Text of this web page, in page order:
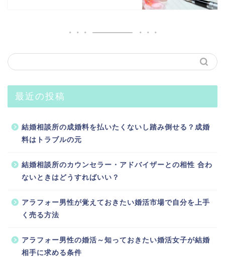
最近の投稿
結婚相談所の成婚料を払いたくないし踏み倒せる？成婚
料はトラブルの元
結婚相談所のカウンセラー・アドバイザーとの相性 合わ
ないときはどうすればいい？
アラフォー男性が覚えておきたい婚活市場で自分を上手
く売る方法
アラフォー男性の婚活～知っておきたい婚活女子が結婚
相手に求める条件